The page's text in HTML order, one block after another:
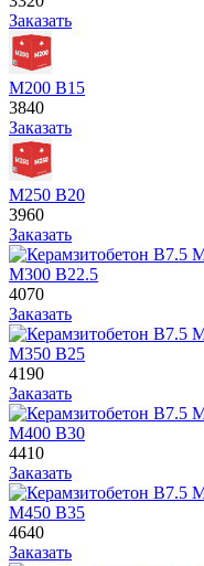
Заказать
М200 В15
3840
Заказать
М250 В20
3960
Заказать
М300 В22.5
4070
Заказать
М350 В25
4190
Заказать
М400 В30
4410
Заказать
М450 В35
4640
Заказать